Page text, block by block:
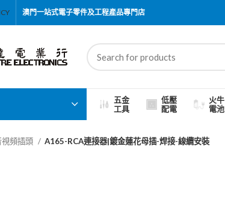
澳門一站式電子零件及工程產品專門店
五金
工具
低壓
配電
火牛
電池
視頻插頭 A165-RCA連接器|鍍金蓮花母插-焊接-線纜安裝